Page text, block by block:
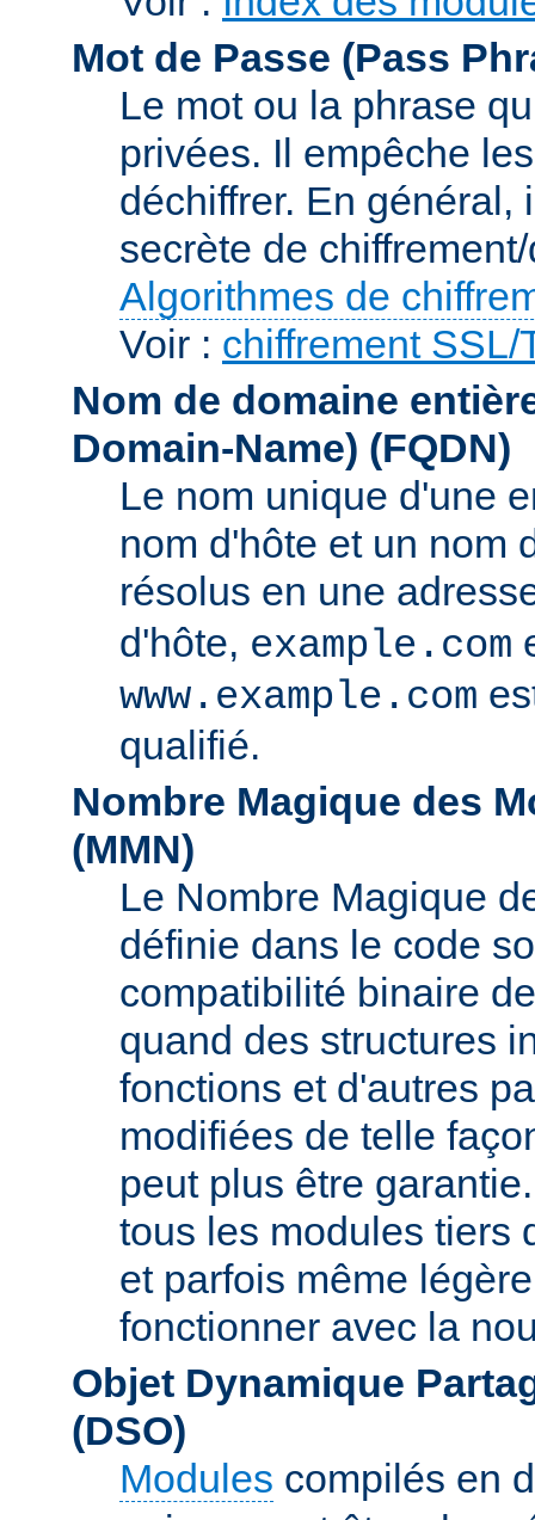
Mot de Passe (Pass
Le mot ou la phrase
privées. Il empêche
déchiffrer. En général,
secrète de
Algorithmes de
Voir : chiffrement SSL/
Nom de domaine
Domain-Name) (FQDN)
Le nom unique d'une
nom d'hôte et un nom
résolus en une
d'hôte, example.com
www.example.com
qualifié.
Nombre Magique des
(MMN)
Le Nombre Magique
définie dans le code
compatibilité binaire
quand des structures
fonctions et d'autres
modifiées de telle
peut plus être
tous les modules tiers
et parfois même
fonctionner avec la
Objet Dynamique
(DSO)
Modules compilés en